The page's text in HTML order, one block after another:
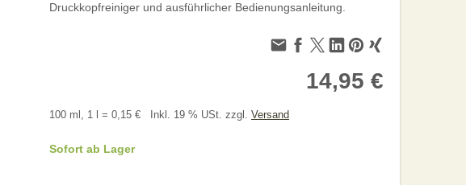
Druckkopfreiniger und ausführlicher Bedienungsanleitung.
14,95 €
100 ml, 1 l = 0,15 € Inkl. 19 % USt. zzgl. Versand
Sofort ab Lager